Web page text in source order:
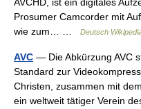
Prosumer Camcorder mit
wie zum… …
Deutsch
AVC — Die Abkürzung AVC
Standard zur
Christen, zusammen mit
ein weltweit tätiger Verein